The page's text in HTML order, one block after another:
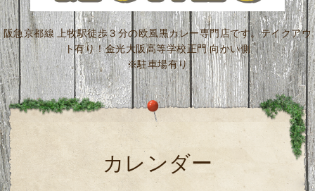
阪急京都線 上牧駅徒歩３分の欧風黒カレー専門店です。テイクアウ
ト有り！金光大阪高等学校正門 向かい側
※駐車場有り
カレンダー